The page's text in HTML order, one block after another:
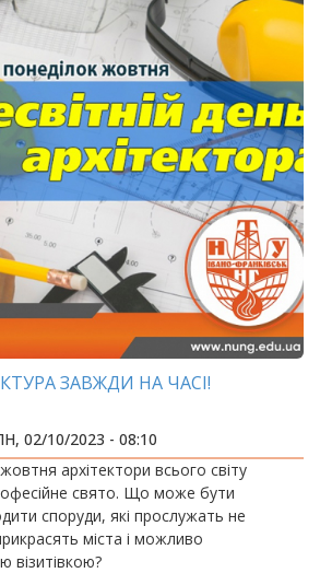
ЗАВЖДИ НА ЧАСІ!
02/10/2023 - 08:10
архітектори всього світу
свято. Що може бути
споруди, які прослужать не
міста і можливо
візитівкою?